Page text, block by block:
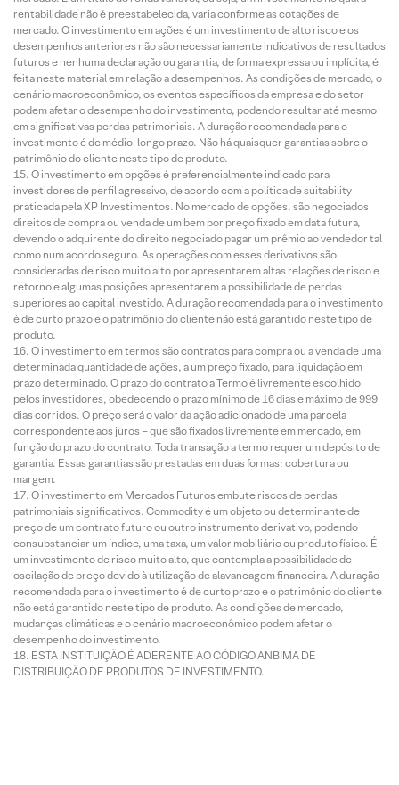
rentabilidade não é preestabelecida, varia conforme as cotações de
mercado. O investimento em ações é um investimento de alto risco e os
desempenhos anteriores não são necessariamente indicativos de resultados
futuros e nenhuma declaração ou garantia, de forma expressa ou implícita, é
feita neste material em relação a desempenhos. As condições de mercado, o
cenário macroeconômico, os eventos específicos da empresa e do setor
podem afetar o desempenho do investimento, podendo resultar até mesmo
em significativas perdas patrimoniais. A duração recomendada para o
investimento é de médio-longo prazo. Não há quaisquer garantias sobre o
patrimônio do cliente neste tipo de produto.
O investimento em opções é preferencialmente indicado para
investidores de perfil agressivo, de acordo com a política de suitability
praticada pela XP Investimentos. No mercado de opções, são negociados
direitos de compra ou venda de um bem por preço fixado em data futura,
devendo o adquirente do direito negociado pagar um prêmio ao vendedor tal
como num acordo seguro. As operações com esses derivativos são
consideradas de risco muito alto por apresentarem altas relações de risco e
retorno e algumas posições apresentarem a possibilidade de perdas
superiores ao capital investido. A duração recomendada para o investimento
é de curto prazo e o patrimônio do cliente não está garantido neste tipo de
produto.
O investimento em termos são contratos para compra ou a venda de uma
determinada quantidade de ações, a um preço fixado, para liquidação em
prazo determinado. O prazo do contrato a Termo é livremente escolhido
pelos investidores, obedecendo o prazo mínimo de 16 dias e máximo de 999
dias corridos. O preço será o valor da ação adicionado de uma parcela
correspondente aos juros – que são fixados livremente em mercado, em
função do prazo do contrato. Toda transação a termo requer um depósito de
garantia. Essas garantias são prestadas em duas formas: cobertura ou
margem.
O investimento em Mercados Futuros embute riscos de perdas
patrimoniais significativos. Commodity é um objeto ou determinante de
preço de um contrato futuro ou outro instrumento derivativo, podendo
consubstanciar um índice, uma taxa, um valor mobiliário ou produto físico. É
um investimento de risco muito alto, que contempla a possibilidade de
oscilação de preço devido à utilização de alavancagem financeira. A duração
recomendada para o investimento é de curto prazo e o patrimônio do cliente
não está garantido neste tipo de produto. As condições de mercado,
mudanças climáticas e o cenário macroeconômico podem afetar o
desempenho do investimento.
ESTA INSTITUIÇÃO É ADERENTE AO CÓDIGO ANBIMA DE
DISTRIBUIÇÃO DE PRODUTOS DE INVESTIMENTO.